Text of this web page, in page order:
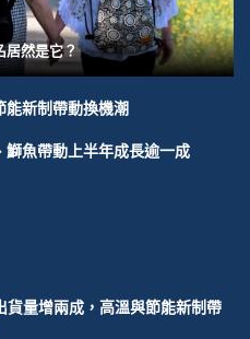
居然是它？
能新制帶動換機潮
鰤魚帶動上半年成長逾一成
貨量增兩成，高溫與節能新制帶